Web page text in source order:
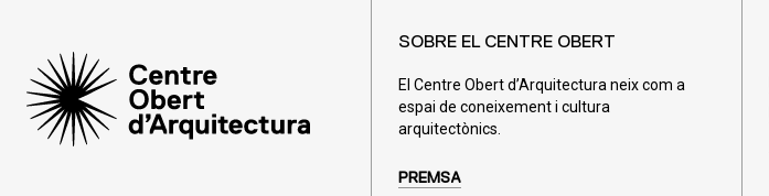
SOBRE EL CENTRE OBERT
El Centre Obert d’Arquitectura neix com a
espai de coneixement i cultura
arquitectònics.
PREMSA